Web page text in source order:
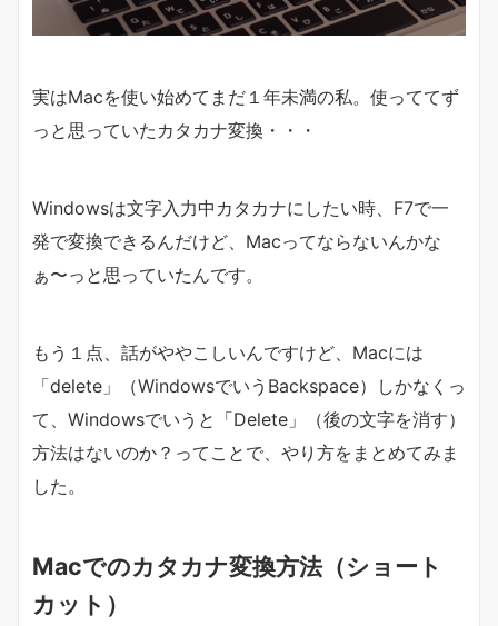
実はMacを使い始めてまだ１年未満の私。使っててず
っと思っていたカタカナ変換・・・
Windowsは文字入力中カタカナにしたい時、F7で一
発で変換できるんだけど、Macってならないんかな
ぁ〜っと思っていたんです。
もう１点、話がややこしいんですけど、Macには
「delete」（WindowsでいうBackspace）しかなくっ
て、Windowsでいうと「Delete」（後の文字を消す）
方法はないのか？ってことで、やり方をまとめてみま
した。
Macでのカタカナ変換方法（ショート
カット）